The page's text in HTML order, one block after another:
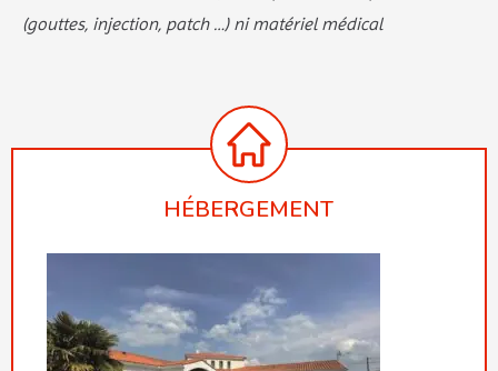
(gouttes, injection, patch …) ni matériel médical
HÉBERGEMENT